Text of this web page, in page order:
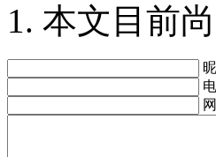
本文目前